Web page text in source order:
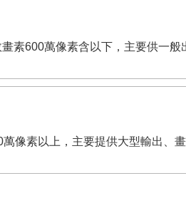
素600萬像素含以下，主要供一般
像素以上，主要提供大型輸出、畫